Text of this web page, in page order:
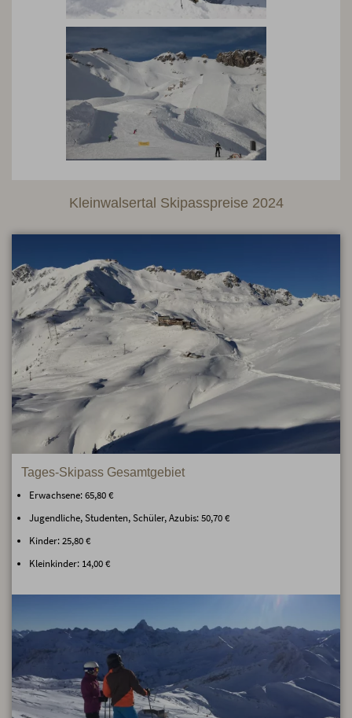
Kleinwalsertal Skipasspreise 2024
Tages-Skipass Gesamtgebiet
Erwachsene: 65,80 €
Jugendliche, Studenten, Schüler, Azubis: 50,70 €
Kinder: 25,80 €
Kleinkinder: 14,00 €